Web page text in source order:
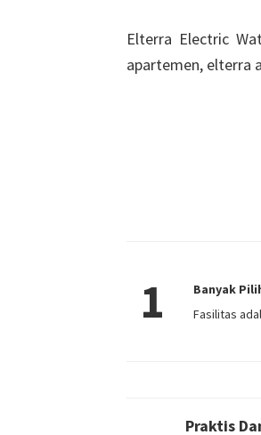
Elterra Electric
apartemen, elterra
1
Banyak
Fasilitas
Praktis